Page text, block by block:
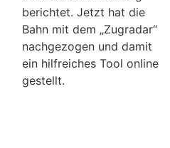
berichtet. Jetzt hat die
Bahn mit dem „Zugradar“
nachgezogen und damit
ein hilfreiches Tool online
gestellt.